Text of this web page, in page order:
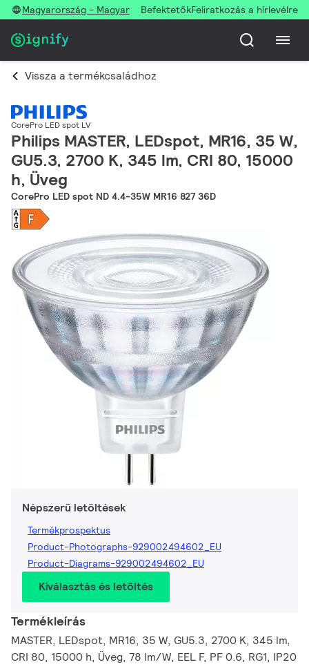
Magyarország - Magyar BefektetőkFeliratkozás a hírlevélre
Vissza a termékcsaládhoz
CorePro LED spot LV
Philips MASTER, LEDspot, MR16, 35 W,
GU5.3, 2700 K, 345 lm, CRI 80, 15000
h, Üveg
CorePro LED spot ND 4.4-35W MR16 827 36D
Népszerű letöltések
Termékprospektus
Product-Photographs-929002494602_EU
Product-Diagrams-929002494602_EU
Kiválasztás és letöltés
Termékleírás
MASTER, LEDspot, MR16, 35 W, GU5.3, 2700 K, 345 lm,
CRI 80, 15000 h, Üveg, 78 lm/W, EEL F, PF 0.6, RG1, IP20